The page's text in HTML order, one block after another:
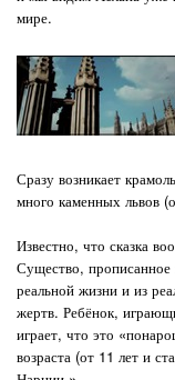
мире.
Сразу возникает
много каменных львов
Известно, что сказка
Существо, прописанное
реальной жизни и из
жертв. Ребёнок,
играет, что это
возраста (от 11 лет и